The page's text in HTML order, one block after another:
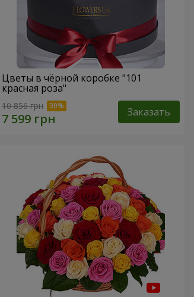
Цветы в чёрной коробке "101
красная роза"
10 856 грн Заказать